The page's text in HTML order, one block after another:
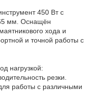
450 Вт с
мм. Оснащён
хода и
и точной работы с
нагрузкой:
резки.
работы с различными